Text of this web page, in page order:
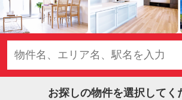
お探しの物件を選択してく